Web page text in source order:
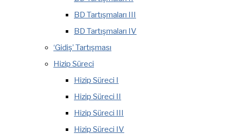
BD Tartışmaları III
BD Tartışmaları IV
‘Gidiş’ Tartışması
Hizip Süreci
Hizip Süreci I
Hizip Süreci II
Hizip Süreci III
Hizip Süreci IV